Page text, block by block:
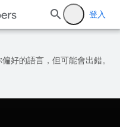
登入
好的語言，但可能會出錯。